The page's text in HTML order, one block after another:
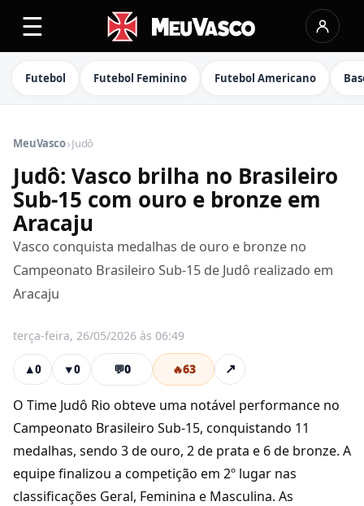
☰
Futebol Futebol Feminino Futebol Americano
MeuVasco›Judô
Judô: Vasco brilha no Brasileiro
Sub-15 com ouro e bronze em
Aracaju
Vasco conquista medalhas de ouro e bronze no
Campeonato Brasileiro Sub-15 de Judô realizado em
Aracaju
terça-feira, 26/05/2026 às 06:49
▲0 ▼0 💬0 🔥63 ↗
O Time Judô Rio obteve uma notável performance no
Campeonato Brasileiro Sub-15, conquistando 11
medalhas, sendo 3 de ouro, 2 de prata e 6 de bronze. A
equipe finalizou a competição em 2º lugar nas
classificações Geral, Feminina e Masculina. As